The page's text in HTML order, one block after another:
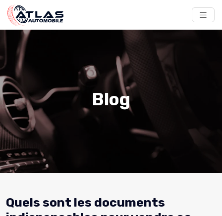
Blog
Quels sont les documents